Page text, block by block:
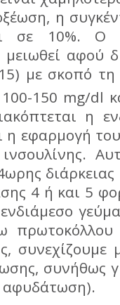
η
σε 10%. Ο
μειωθεί αφού
με σκοπό τη
150 mg/dl
η
η εφαρμογή
4 ή και 5
πρωτοκόλλου
συνήθως